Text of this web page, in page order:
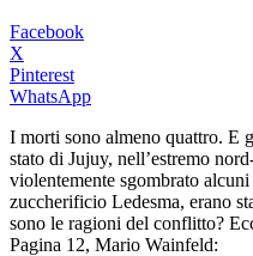
Facebook
X
Pinterest
WhatsApp
I morti sono almeno quattro. E
stato di Jujuy, nell’estremo
violentemente sgombrato
zuccherificio Ledesma, erano
sono le ragioni del conflitto?
Pagina 12, Mario Wainfeld: